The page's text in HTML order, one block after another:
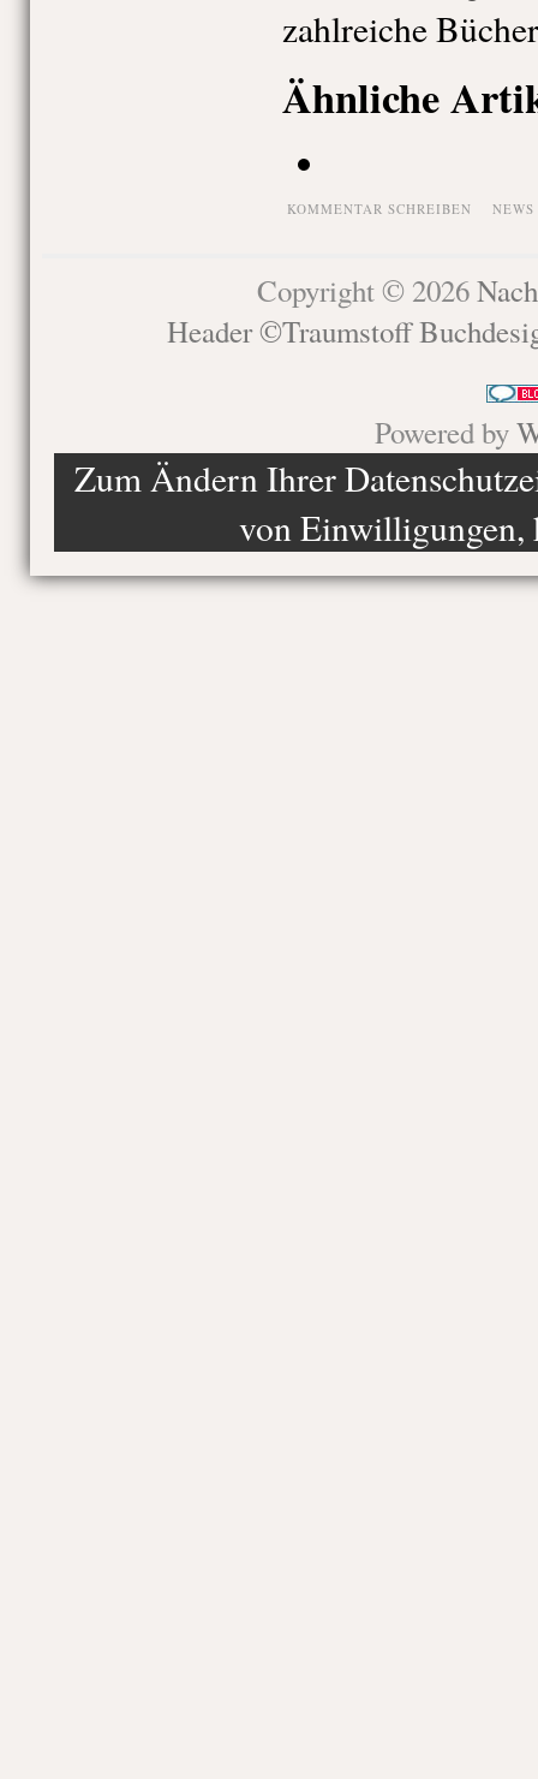
zahlreiche
Ähnliche
KOMMENTAR SCHREIBEN NEWS
Copyright © 2026
Header ©Traumstoff
Powered by
Zum Ändern Ihrer
von